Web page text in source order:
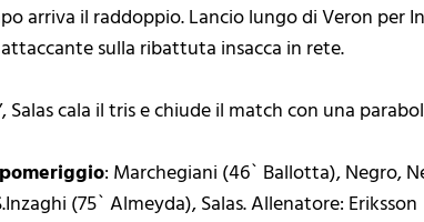
arriva il raddoppio. Lancio lungo di Veron per
sulla ribattuta insacca in rete.
cala il tris e chiude il match con una
: Marchegiani (46` Ballotta), Negro,
(75` Almeyda), Salas. Allenatore: Eriksson